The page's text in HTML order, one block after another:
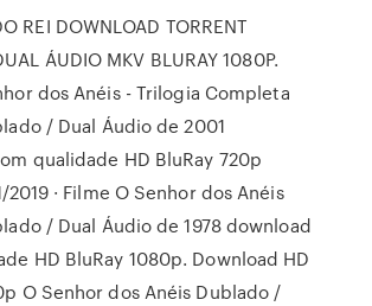
REI DOWNLOAD TORRENT
ÁUDIO MKV BLURAY 1080P.
dos Anéis - Trilogia Completa
/ Dual Áudio de 2001
qualidade HD BluRay 720p
2019 · Filme O Senhor dos Anéis
/ Dual Áudio de 1978 download
HD BluRay 1080p. Download HD
O Senhor dos Anéis Dublado /